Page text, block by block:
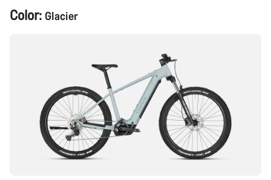
Configuración
del
Color: Glacier